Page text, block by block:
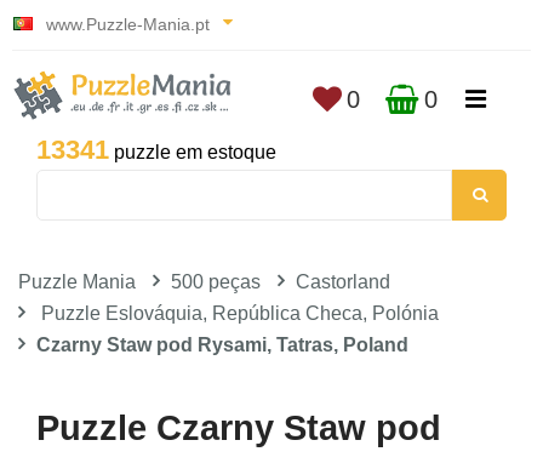
www.Puzzle-Mania.pt
13341 puzzle em estoque
0 0
Puzzle Mania 500 peças
Castorland
Puzzle Eslováquia, República Checa, Polónia
Czarny Staw pod Rysami, Tatras, Poland
Puzzle Czarny Staw pod